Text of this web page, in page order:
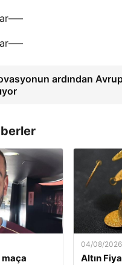
ardından
maça
04/08/2026
Altın